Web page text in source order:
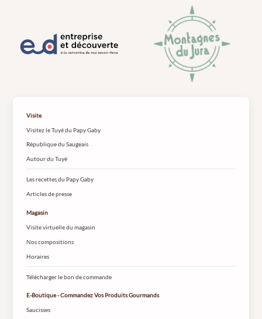
Visite
Visitez le Tuyé du Papy Gaby
République du Saugeais
Autour du Tuyé
Les recettes du Papy Gaby
Articles de presse
Magasin
Visite virtuelle du magasin
Nos compositions
Horaires
Télécharger le bon de commande
E-Boutique - Commandez Vos Produits Gourmands
Saucisses